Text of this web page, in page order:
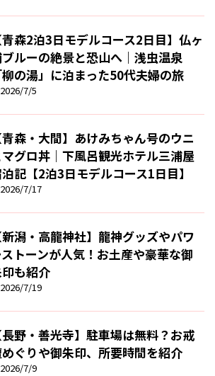
青森2泊3日モデルコース2日目】仏ヶ
ルーの絶景と恐山へ｜浅虫温泉
柳の湯」に泊まった50代夫婦の旅
2026/7/5
青森・大間】あけみちゃん号のウニ
マグロ丼｜下風呂観光ホテル三浦屋
記【2泊3日モデルコース1日目】
2026/7/17
新潟・高龍神社】龍神グッズやパワ
トーンが人気！お土産や豪華な御
も紹介
2026/7/19
長野・善光寺】駐車場は無料？お戒
ぐりや御朱印、所要時間を紹介
2026/7/9